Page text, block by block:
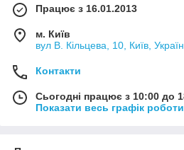
Працює з 16.01.2013
м. Київ
вул В. Кільцева, 10, Київ,
Контакти
Сьогодні працює з 10:00 до
Показати весь графік роботи